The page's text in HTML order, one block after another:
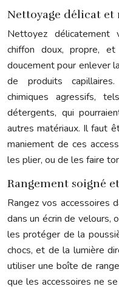
Nettoyage délicat et
Nettoyez délicatement
chiffon doux, propre,
doucement pour enlever
de produits
chimiques agressifs,
détergents, qui
autres matériaux. Il faut
maniement de ces
les plier, ou de les faire
Rangement soigné
Rangez vos accessoires
dans un écrin de velours,
les protéger de la
chocs, et de la lumière
utiliser une boîte de
que les accessoires ne